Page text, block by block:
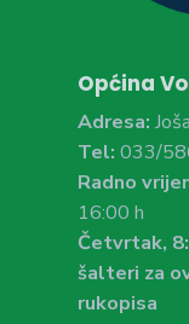
Općina
Adresa:
Tel: 033/
Radno
16:00 h
Četvrtak,
šalteri za
rukopisa